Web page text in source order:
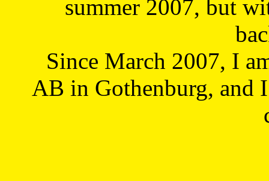
summer 2007, but
Since March 2007, I
AB in Gothenburg, and